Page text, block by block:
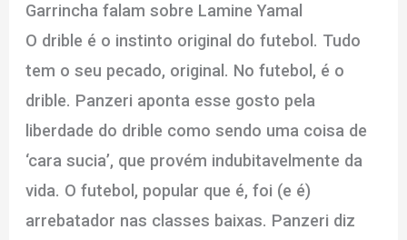
Garrincha falam sobre Lamine Yamal
O drible é o instinto original do futebol. Tudo
tem o seu pecado, original. No futebol, é o
drible. Panzeri aponta esse gosto pela
liberdade do drible como sendo uma coisa de
‘cara sucia’, que provém indubitavelmente da
vida. O futebol, popular que é, foi (e é)
arrebatador nas classes baixas. Panzeri diz